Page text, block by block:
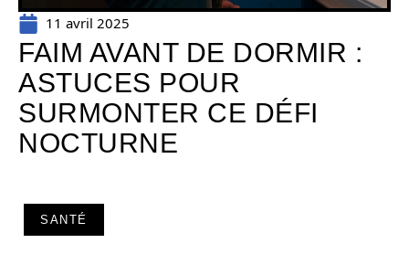
11 avril 2025
FAIM AVANT DE DORMIR :
ASTUCES POUR
SURMONTER CE DÉFI
NOCTURNE
SANTÉ